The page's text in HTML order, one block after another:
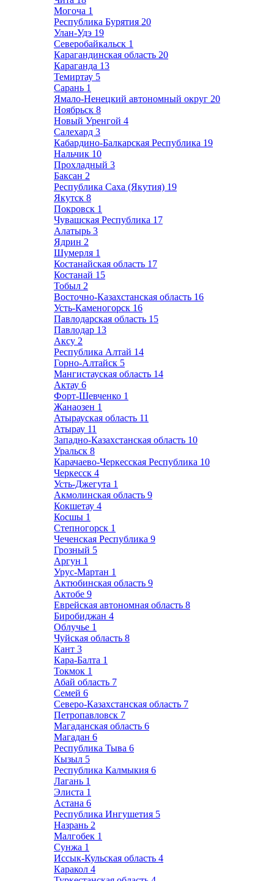
Могоча 1
Республика Бурятия 20
Улан-Удэ 19
Северобайкальск 1
Карагандинская область 20
Караганда 13
Темиртау 5
Сарань 1
Ямало-Ненецкий автономный округ 20
Ноябрьск 8
Новый Уренгой 4
Салехард 3
Кабардино-Балкарская Республика 19
Нальчик 10
Прохладный 3
Баксан 2
Республика Саха (Якутия) 19
Якутск 8
Покровск 1
Чувашская Республика 17
Алатырь 3
Ядрин 2
Шумерля 1
Костанайская область 17
Костанай 15
Тобыл 2
Восточно-Казахстанская область 16
Усть-Каменогорск 16
Павлодарская область 15
Павлодар 13
Аксу 2
Республика Алтай 14
Горно-Алтайск 5
Мангистауская область 14
Актау 6
Форт-Шевченко 1
Жанаозен 1
Атырауская область 11
Атырау 11
Западно-Казахстанская область 10
Уральск 8
Карачаево-Черкесская Республика 10
Черкесск 4
Усть-Джегута 1
Акмолинская область 9
Кокшетау 4
Косшы 1
Степногорск 1
Чеченская Республика 9
Грозный 5
Аргун 1
Урус-Мартан 1
Актюбинская область 9
Актобе 9
Еврейская автономная область 8
Биробиджан 4
Облучье 1
Чуйская область 8
Кант 3
Кара-Балта 1
Токмок 1
Абай область 7
Семей 6
Северо-Казахстанская область 7
Петропавловск 7
Магаданская область 6
Магадан 6
Республика Тыва 6
Кызыл 5
Республика Калмыкия 6
Лагань 1
Элиста 1
Астана 6
Республика Ингушетия 5
Назрань 2
Малгобек 1
Сунжа 1
Иссык-Кульская область 4
Каракол 4